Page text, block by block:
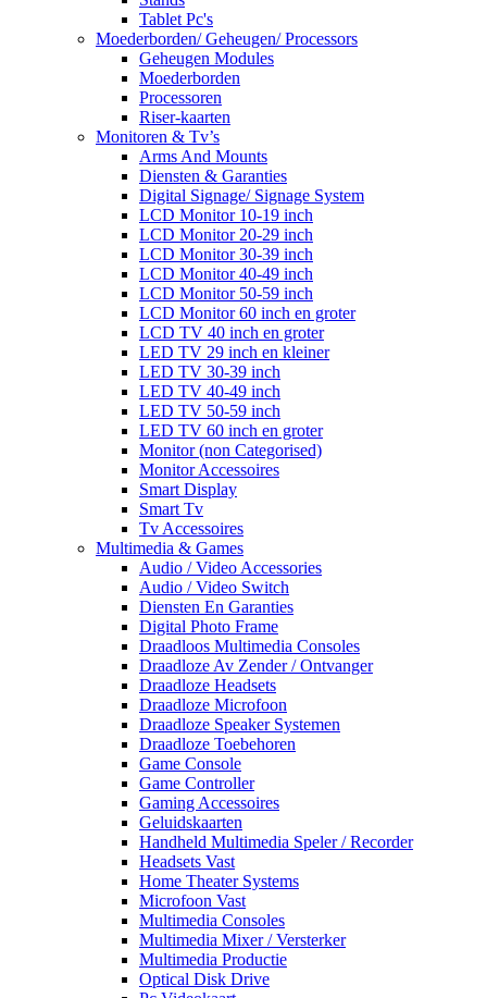
Tablet Pc's
Moederborden/ Geheugen/ Processors
Geheugen Modules
Moederborden
Processoren
Riser-kaarten
Monitoren & Tv’s
Arms And Mounts
Diensten & Garanties
Digital Signage/ Signage System
LCD Monitor 10-19 inch
LCD Monitor 20-29 inch
LCD Monitor 30-39 inch
LCD Monitor 40-49 inch
LCD Monitor 50-59 inch
LCD Monitor 60 inch en groter
LCD TV 40 inch en groter
LED TV 29 inch en kleiner
LED TV 30-39 inch
LED TV 40-49 inch
LED TV 50-59 inch
LED TV 60 inch en groter
Monitor (non Categorised)
Monitor Accessoires
Smart Display
Smart Tv
Tv Accessoires
Multimedia & Games
Audio / Video Accessories
Audio / Video Switch
Diensten En Garanties
Digital Photo Frame
Draadloos Multimedia Consoles
Draadloze Av Zender / Ontvanger
Draadloze Headsets
Draadloze Microfoon
Draadloze Speaker Systemen
Draadloze Toebehoren
Game Console
Game Controller
Gaming Accessoires
Geluidskaarten
Handheld Multimedia Speler / Recorder
Headsets Vast
Home Theater Systems
Microfoon Vast
Multimedia Consoles
Multimedia Mixer / Versterker
Multimedia Productie
Optical Disk Drive